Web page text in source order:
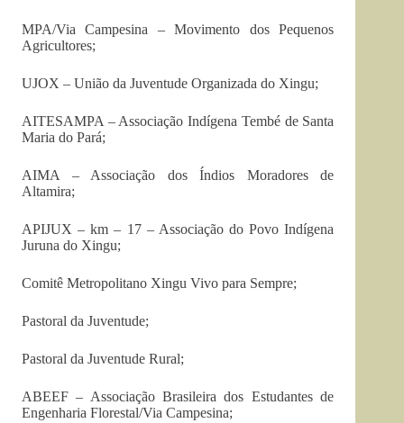
MPA/Via Campesina – Movimento dos Pequenos
Agricultores;
UJOX – União da Juventude Organizada do Xingu;
AITESAMPA – Associação Indígena Tembé de Santa
Maria do Pará;
AIMA – Associação dos Índios Moradores de
Altamira;
APIJUX – km – 17 – Associação do Povo Indígena
Juruna do Xingu;
Comitê Metropolitano Xingu Vivo para Sempre;
Pastoral da Juventude;
Pastoral da Juventude Rural;
ABEEF – Associação Brasileira dos Estudantes de
Engenharia Florestal/Via Campesina;